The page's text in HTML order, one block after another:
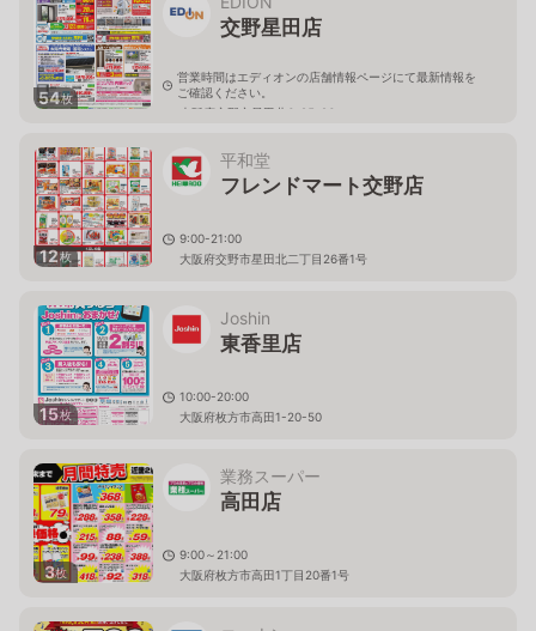
54枚
交野星田店
営業時間はエディオンの店舗情報ページにて最新情報を
ご確認ください。
大阪府交野市星田北6-25-26
12枚
平和堂
フレンドマート交野店
9:00-21:00
大阪府交野市星田北二丁目26番1号
15枚
Joshin
東香里店
10:00-20:00
大阪府枚方市高田1-20-50
3枚
業務スーパー
高田店
9:00～21:00
大阪府枚方市高田1丁目20番1号